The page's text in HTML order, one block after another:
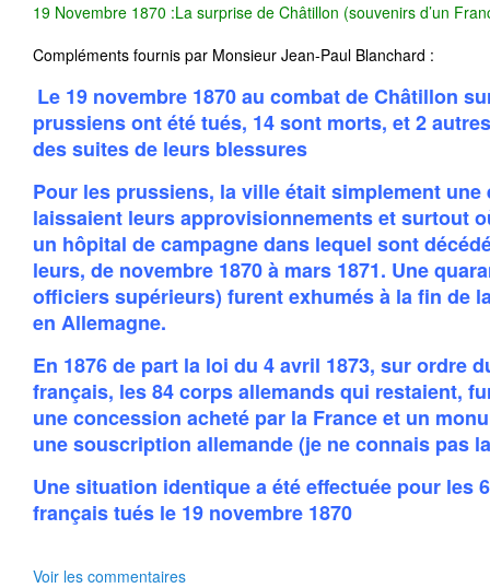
19 Novembre 1870 :La surprise de Châtillon (souvenirs d’un
Compléments fournis par Monsieur Jean-Paul Blanchard :
Le 19 novembre 1870 au combat de Châtillon
prussiens ont été tués, 14 sont morts, et 2
des suites de leurs blessures
Pour les prussiens, la ville était simplement une
laissaient leurs approvisionnements et surtout
un hôpital de campagne dans lequel sont
leurs, de novembre 1870 à mars 1871. Une
officiers supérieurs) furent exhumés à la fin de
en Allemagne.
En 1876 de part la loi du 4 avril 1873, sur ordre
français, les 84 corps allemands qui restaient,
une concession acheté par la France et un
une souscription allemande (je ne connais pas
Une situation identique a été effectuée pour les
français tués le 19 novembre 1870
Voir les commentaires